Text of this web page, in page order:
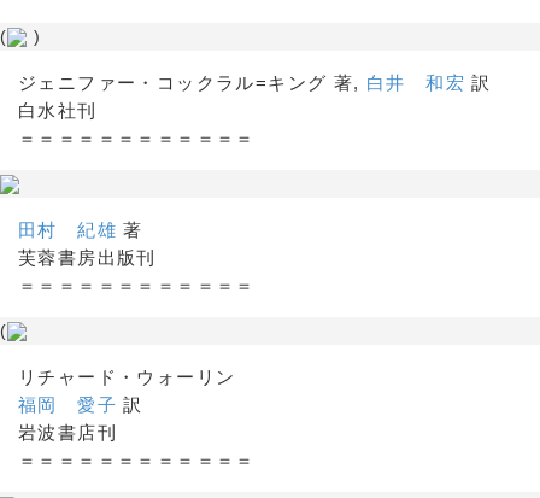
( )
ジェニファー・コックラル=キング 著, 白井 和宏 訳
白水社刊
＝＝＝＝＝＝＝＝＝＝＝＝
田村 紀雄 著
芙蓉書房出版刊
＝＝＝＝＝＝＝＝＝＝＝＝
(
リチャード・ウォーリン
福岡 愛子 訳
岩波書店刊
＝＝＝＝＝＝＝＝＝＝＝＝